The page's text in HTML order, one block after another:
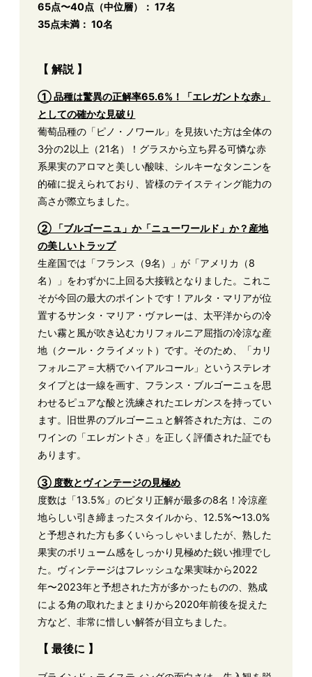
65点〜40点（中位層）： 17名
35点未満： 10名
【 解説 】
① 品種は驚異の正解率65.6%！「エレガントな赤」
としての確かな見破り
葡萄品種の「ピノ・ノワール」を見抜いた方は全体の
3分の2以上（21名）！グラスから立ち昇る可憐な赤
系果実のアロマと美しい酸味、シルキーなタンニンを
的確に捉えられており、皆様のテイスティング能力の
高さが際立ちました。
② 「ブルゴーニュ」か「ニューワールド」か？産地
の美しいトラップ
生産国では「フランス（9名）」が「アメリカ（8
名）」をわずかに上回る大接戦となりました。これこ
そが今回の最大のポイントです！アルタ・マリアが位
置するサンタ・マリア・ヴァレーは、太平洋からの冷
たい霧と風が吹き込むカリフォルニア屈指の冷涼な産
地（クール・クライメット）です。そのため、「カリ
フォルニア＝大柄でハイアルコール」というステレオ
タイプとは一線を画す、フランス・ブルゴーニュを思
わせるピュアな酸と洗練されたエレガンスを持ってい
ます。旧世界のブルゴーニュと解答された方は、この
ワインの「エレガントさ」を正しく評価された証でも
あります。
③ 度数とヴィンテージの見極め
度数は「13.5%」のピタリ正解が最多の8名！冷涼産
地らしい引き締まったスタイルから、12.5%〜13.0%
と予想された方も多くいらっしゃいましたが、熟した
果実のボリューム感をしっかり見極めた鋭い推理でし
た。ヴィンテージはフレッシュな果実味から2022
年〜2023年と予想された方が多かったものの、熟成
による角の取れたまとまりから2020年前後を捉えた
方など、非常に惜しい解答が目立ちました。
【 最後に 】